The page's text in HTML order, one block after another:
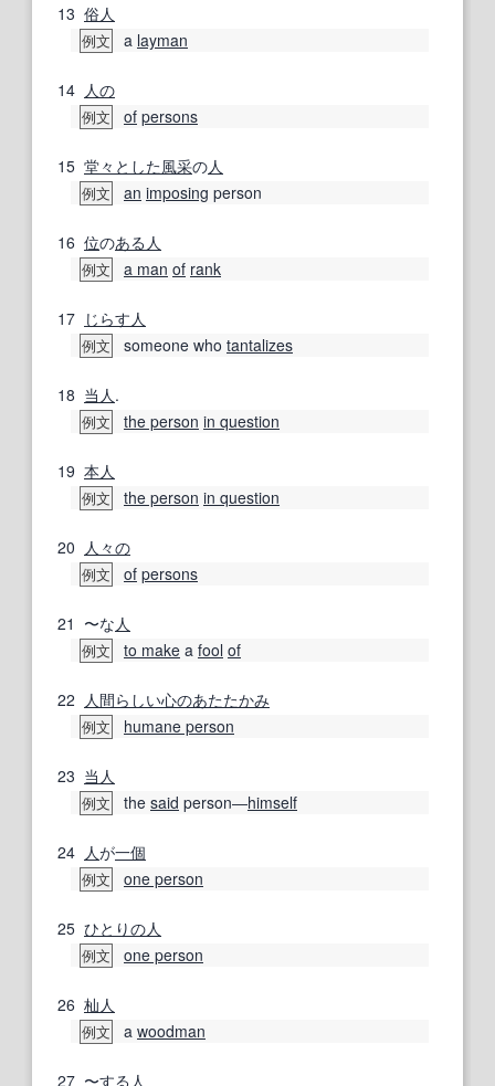
13 俗人
例文 a layman
14 人の
例文 of persons
15 堂々とした風采の人
例文 an imposing person
16 位のある人
例文 a man of rank
17 じらす 人
例文 someone who tantalizes
18 当人 .
例文 the person in question
19 本人
例文 the person in question
20 人々の
例文 of persons
21 〜な 人
例文 to make a fool of
22 人間らしい心のあたたかみ
例文 humane person
23 当人
例文 the said person―himself
24 人が一個
例文 one person
25 ひとりの人
例文 one person
26 杣人
例文 a woodman
27 〜する 人